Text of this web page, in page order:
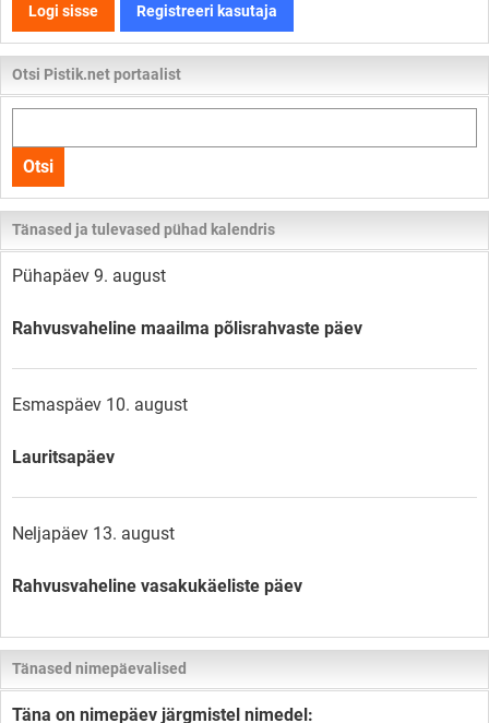
Logi sisse Registreeri kasutaja
Otsi Pistik.net portaalist
kogu
lehelt
Otsi
Tänased ja tulevased pühad kalendris
Pühapäev 9. august
Rahvusvaheline maailma põlisrahvaste päev
Esmaspäev 10. august
Lauritsapäev
Neljapäev 13. august
Rahvusvaheline vasakukäeliste päev
Tänased nimepäevalised
Täna on nimepäev järgmistel nimedel: